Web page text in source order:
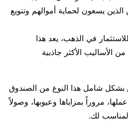
الذين يسعون لحماية أموالهم وتنويع
في الذهب، يعد هذا
الأساليب الأكثر جاذبية
شامل هذا النوع من الصندوق
مروراً بمزاياها وعيوبها، وصولاً
لك.